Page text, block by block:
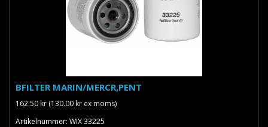
BFILTER MARIN/MERCR,PENT
162.50 kr (130.00 kr ex moms)
Artikelnummer: WIX 33225